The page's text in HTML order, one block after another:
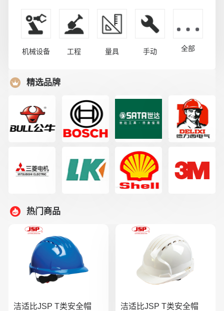
机械设备 工程 量具 手动 全部
精选品牌
热门商品
洁适比JSP T类安全帽 洁适比JSP T类安全帽